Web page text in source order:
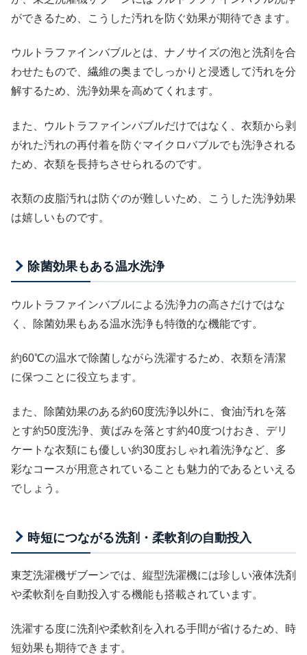
ができるため、こうした汚れを防ぐ効果が期待できます。
ウルトラファインバブルとは、ナノサイズの泡と洗剤を合
わせたもので、繊維の奥までしっかりと浸透して汚れを分
解するため、洗浄効果を高めてくれます。
また、ウルトラファインバブルだけではなく、衣類から剥
がれた汚れの再付着を防ぐマイクロバブルでも洗浄される
ため、衣類を長持ちさせられるのです。
衣類の皮脂汚れは防ぐのが難しいため、こうした洗浄効果
は嬉しいものです。
除菌効果もある温水洗浄
ウルトラファインバブルによる洗浄力の高さだけではな
く、除菌効果もある温水洗浄も特徴的な機能です。
約60℃の温水で除菌しながら洗濯するため、衣類を清潔
に保つことに役立ちます。
また、除菌効果のある約60度洗浄以外に、食油汚れを落
とす約50度洗浄、黄ばみを落とす約40度つけおき、デリ
ケートな衣類にも優しい約30度おしゃれ着洗浄など、多
彩なコースが用意されていることも魅力的であるといえる
でしょう。
時短につながる洗剤・柔軟剤の自動投入
東芝洗濯機ザブーンでは、縦型洗濯機には珍しい液体洗剤
や柔軟剤を自動投入する機能も搭載されています。
洗濯する度に洗剤や柔軟剤を入れる手間が省けるため、時
短効果も期待できます。